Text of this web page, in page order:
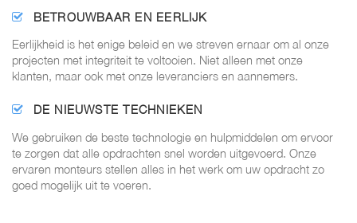
BETROUWBAAR EN EERLIJK
Eerlijkheid is het enige beleid en we streven ernaar om al onze
projecten met integriteit te voltooien. Niet alleen met onze
klanten, maar ook met onze leveranciers en aannemers.
DE NIEUWSTE TECHNIEKEN
We gebruiken de beste technologie en hulpmiddelen om ervoor
te zorgen dat alle opdrachten snel worden uitgevoerd. Onze
ervaren monteurs stellen alles in het werk om uw opdracht zo
goed mogelijk uit te voeren.